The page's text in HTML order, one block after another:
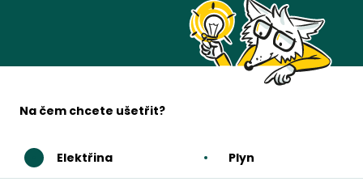
Na čem chcete ušetřit?
Elektřina Plyn